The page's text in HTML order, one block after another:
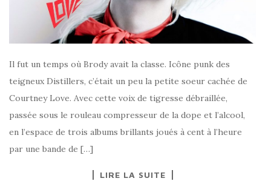
Il fut un temps où Brody avait la classe. Icône punk des
teigneux Distillers, c’était un peu la petite soeur cachée de
Courtney Love. Avec cette voix de tigresse débraillée,
passée sous le rouleau compresseur de la dope et l’alcool,
en l’espace de trois albums brillants joués à cent à l’heure
par une bande de […]
LIRE LA SUITE